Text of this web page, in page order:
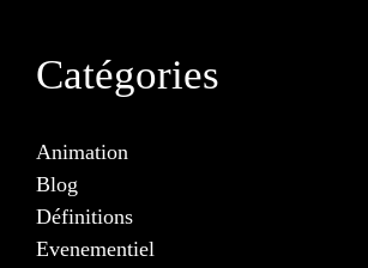
Catégories
Animation
Blog
Définitions
Evenementiel